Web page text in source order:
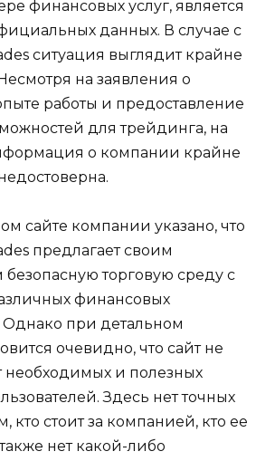
финансовых услуг, является
данных. В случае с
ситуация выглядит крайне
на заявления о
работы и предоставление
для трейдинга, на
о компании крайне
сайте компании указано, что
предлагает своим
безопасную торговую среду с
финансовых
Однако при детальном
очевидно, что сайт не
необходимых и полезных
Здесь нет точных
кто стоит за компанией, кто ее
нет какой-либо